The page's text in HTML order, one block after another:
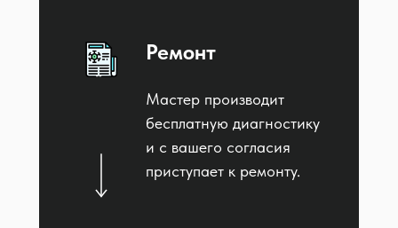
Мастер производит
бесплатную диагностику
и с вашего согласия
приступает к ремонту.
Ремонт